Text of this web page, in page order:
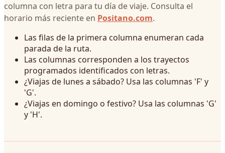
columna con letra para tu día de viaje. Consulta el
horario más reciente en Positano.com.
Las filas de la primera columna enumeran cada
parada de la ruta.
Las columnas corresponden a los trayectos
programados identificados con letras.
¿Viajas de lunes a sábado? Usa las columnas 'F' y
'G'.
¿Viajas en domingo o festivo? Usa las columnas 'G'
y 'H'.